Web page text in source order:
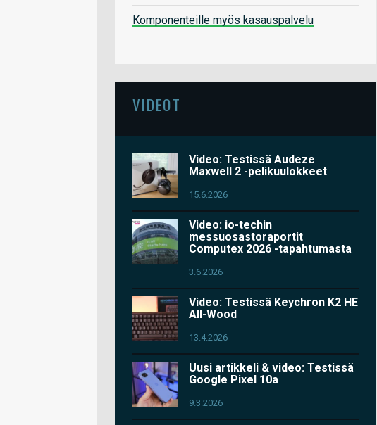
Komponenteille myös kasauspalvelu
VIDEOT
Video: Testissä Audeze
Maxwell 2 -pelikuulokkeet
15.6.2026
Video: io-techin
messuosastoraportit
Computex 2026 -tapahtumasta
3.6.2026
Video: Testissä Keychron K2 HE
All-Wood
13.4.2026
Uusi artikkeli & video: Testissä
Google Pixel 10a
9.3.2026